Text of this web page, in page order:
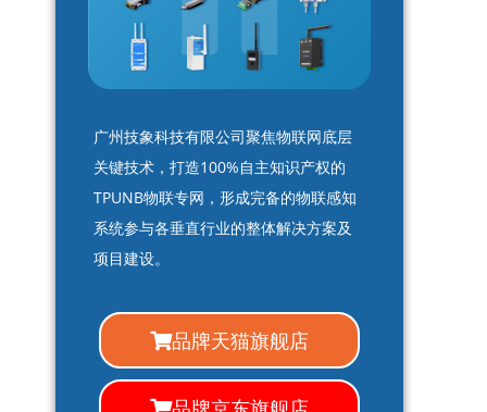
广州技象科技有限公司聚焦物联网底层
关键技术，打造100%自主知识产权的
TPUNB物联专网，形成完备的物联感知
系统参与各垂直行业的整体解决方案及
项目建设。
品牌天猫旗舰店